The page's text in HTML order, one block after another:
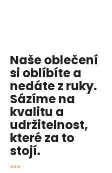
Naše oblečení
si oblíbíte a
nedáte z ruky.
Sázíme na
kvalitu a
udržitelnost,
které za to
stojí.
...